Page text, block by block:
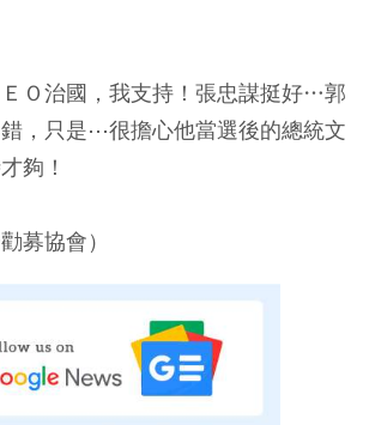
Ｏ治國，我支持！張忠謀挺好…郭
，只是⋯很擔心他當選後的總統文
夠！
募協會）